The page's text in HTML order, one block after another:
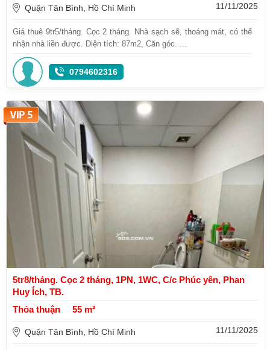
Quận Tân Bình, Hồ Chí Minh 11/11/2025
Giá thuê 9tr5/tháng. Cọc 2 tháng. Nhà sạch sẽ, thoáng mát, có thể
nhận nhà liền được. Diện tích: 87m2, Căn góc. ...
0794602316
5tr8/tháng. Cọc 2 tháng, 1PN, 1WC, C/c Phúc yên, Phan
Huy Ích, TB.
Thỏa thuận
55 m²
Quận Tân Bình, Hồ Chí Minh 11/11/2025